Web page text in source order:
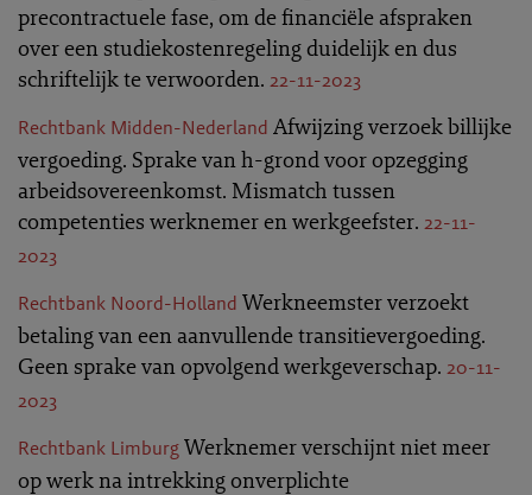
precontractuele fase, om de financiële afspraken
over een studiekostenregeling duidelijk en dus
schriftelijk te verwoorden. 22-11-2023
Rechtbank Midden-Nederland Afwijzing verzoek billijke
vergoeding. Sprake van h-grond voor opzegging
arbeidsovereenkomst. Mismatch tussen
competenties werknemer en werkgeefster. 22-11-
2023
Rechtbank Noord-Holland Werkneemster verzoekt
betaling van een aanvullende transitievergoeding.
Geen sprake van opvolgend werkgeverschap. 20-11-
2023
Rechtbank LimburgWerknemer verschijnt niet meer
op werk na intrekking onverplichte